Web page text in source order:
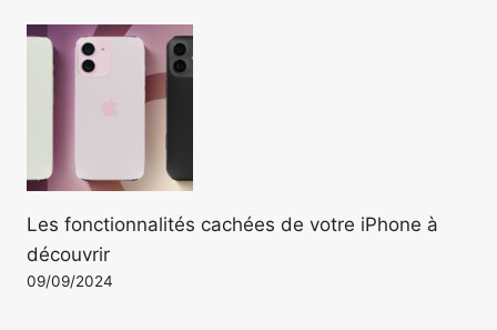
Les fonctionnalités cachées de votre iPhone à
découvrir
09/09/2024